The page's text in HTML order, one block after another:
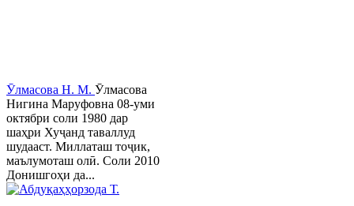
Ӯлмасова Н. М. Ӯлмасова
Нигина Маруфовна 08-уми
октябри соли 1980 дар
шаҳри Хуҷанд таваллуд
шудааст. Миллаташ тоҷик,
маълумоташ олӣ. Соли 2010
Донишгоҳи да...